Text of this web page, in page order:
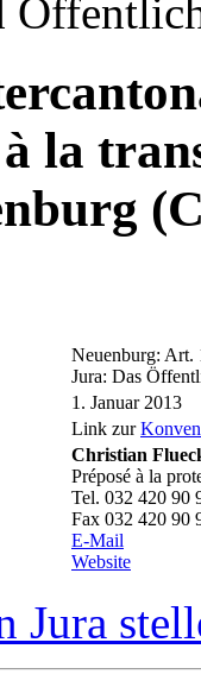
à la
Neuenburg: Art.
Jura: Das
1. Januar 2013
Link zur
Christian
Préposé à la
Tel. 032 420 90
Fax 032 420 90
E-Mail
Website
Jura